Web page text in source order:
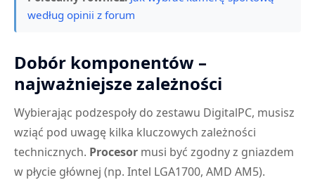
według opinii z forum
Dobór komponentów –
najważniejsze zależności
Wybierając podzespoły do zestawu DigitalPC, musisz
wziąć pod uwagę kilka kluczowych zależności
technicznych. Procesor musi być zgodny z gniazdem
w płycie głównej (np. Intel LGA1700, AMD AM5).